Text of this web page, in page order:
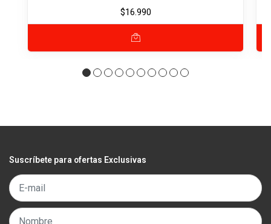
$16.990
Suscríbete para ofertas Exclusivas